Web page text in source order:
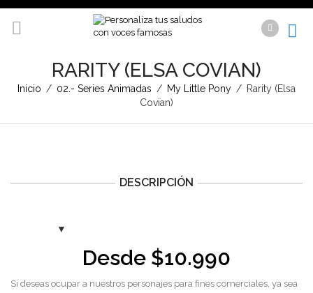
RARITY (ELSA COVIAN)
Inicio / 02.- Series Animadas / My Little Pony / Rarity (Elsa
Covian)
DESCRIPCIÓN
Desde $10.990
Si deseas ocupar a nuestros personajes para fines comerciales, ya sea